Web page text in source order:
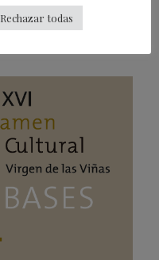
Rechazar todas